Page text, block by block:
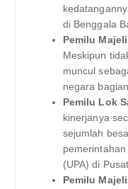
di Benggala
Pemilu
Meskipun
muncul
negara
Pemilu Lok
kinerjanya
sejumlah
(UPA) di
Pemilu